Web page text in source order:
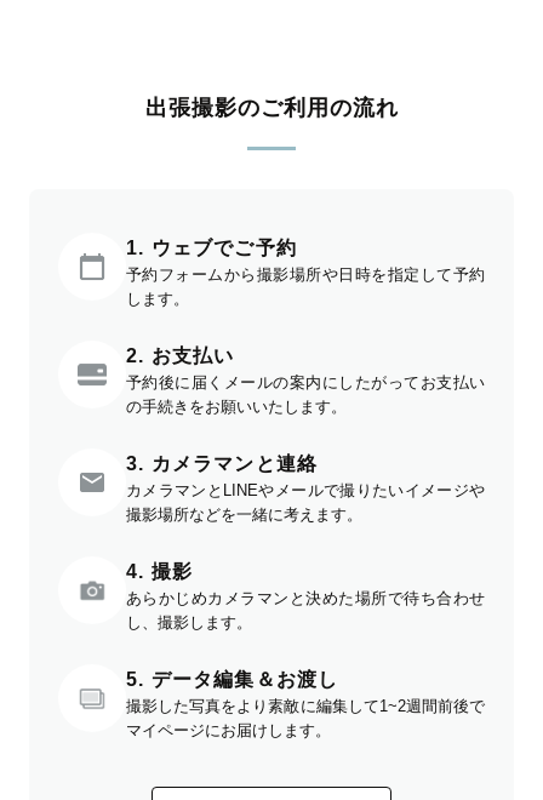
出張撮影のご利用の流れ
1. ウェブでご予約
予約フォームから撮影場所や日時を指定して予約
します。
2. お支払い
予約後に届くメールの案内にしたがってお支払い
の手続きをお願いいたします。
3. カメラマンと連絡
カメラマンとLINEやメールで撮りたいイメージや
撮影場所などを一緒に考えます。
4. 撮影
あらかじめカメラマンと決めた場所で待ち合わせ
し、撮影します。
5. データ編集＆お渡し
撮影した写真をより素敵に編集して1~2週間前後で
マイページにお届けします。